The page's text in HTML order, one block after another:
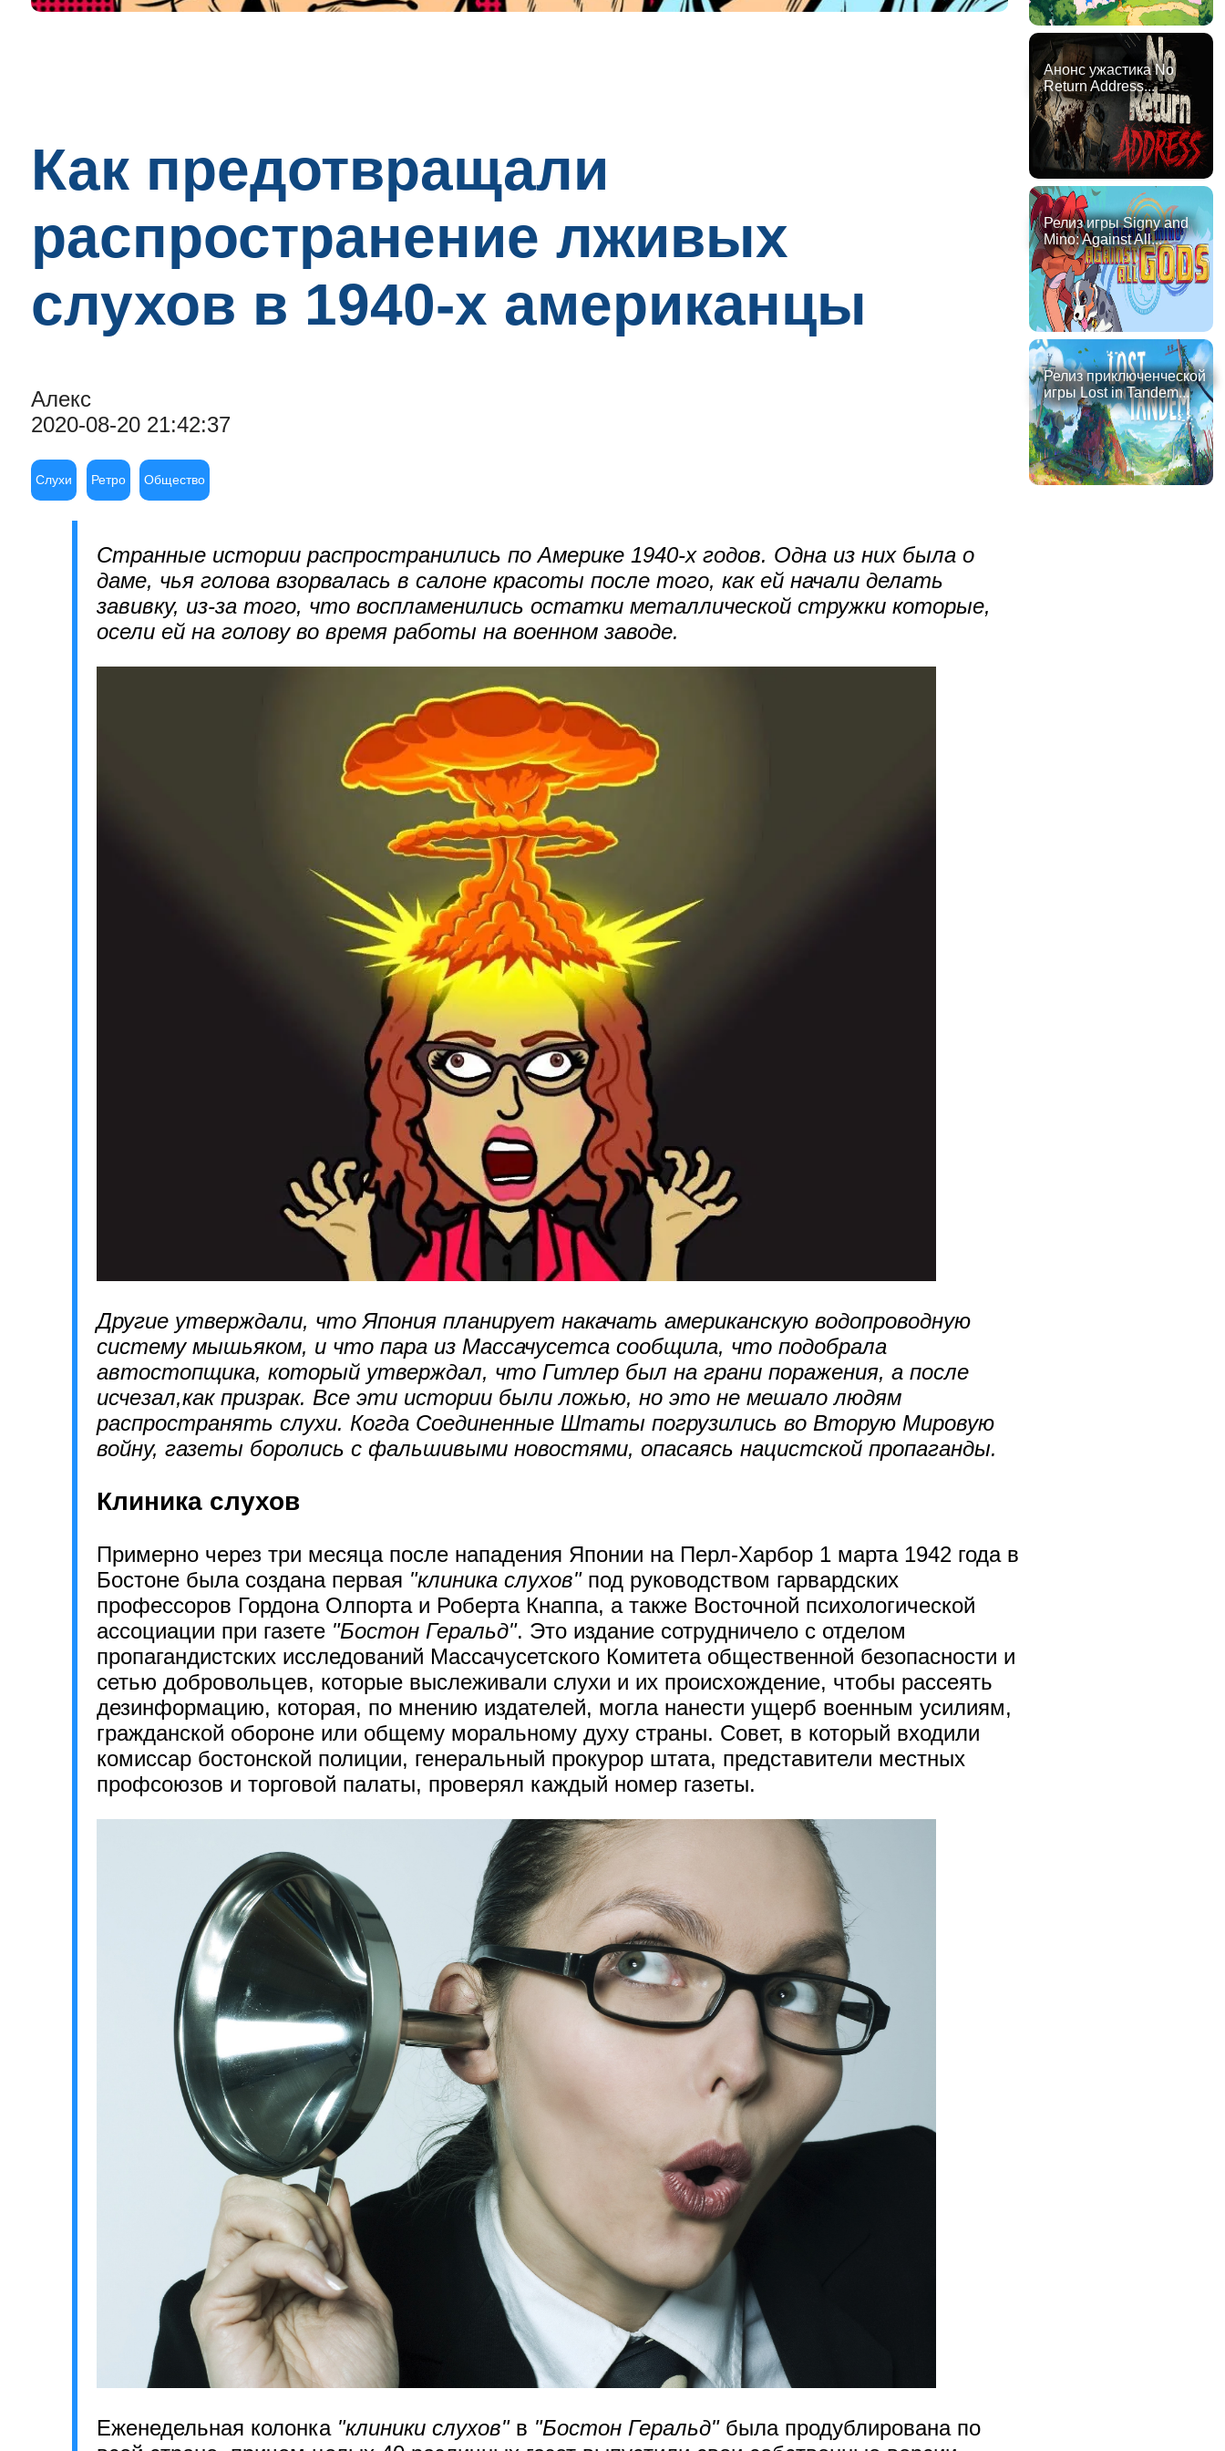
Как предотвращали
распространение лживых
слухов в 1940-х американцы
Алекс
2020-08-20 21:42:37
Слухи Ретро Общество
Странные истории распространились по Америке 1940-х годов. Одна из них была о
даме, чья голова взорвалась в салоне красоты после того, как ей начали делать
завивку, из-за того, что воспламенились остатки металлической стружки которые,
осели ей на голову во время работы на военном заводе.
Другие утверждали, что Япония планирует накачать американскую водопроводную
систему мышьяком, и что пара из Массачусетса сообщила, что подобрала
автостопщика, который утверждал, что Гитлер был на грани поражения, а после
исчезал,как призрак. Все эти истории были ложью, но это не мешало людям
распространять слухи. Когда Соединенные Штаты погрузились во Вторую Мировую
войну, газеты боролись с фальшивыми новостями, опасаясь нацистской пропаганды.
Клиника слухов
Примерно через три месяца после нападения Японии на Перл-Харбор 1 марта 1942 года в
Бостоне была создана первая "клиника слухов"под руководством гарвардских
профессоров Гордона Олпорта и Роберта Кнаппа, а также Восточной психологической
ассоциации при газете "Бостон Геральд". Это издание сотрудничело с отделом
пропагандистских исследований Массачусетского Комитета общественной безопасности и
сетью добровольцев, которые выслеживали слухи и их происхождение, чтобы рассеять
дезинформацию, которая, по мнению издателей, могла нанести ущерб военным усилиям,
гражданской обороне или общему моральному духу страны. Совет, в который входили
комиссар бостонской полиции, генеральный прокурор штата, представители местных
профсоюзов и торговой палаты, проверял каждый номер газеты.
Еженедельная колонка "клиники слухов"в "Бостон Геральд"была продублирована по
Анонс ужастика No
Return Address...
Релиз игры Signy and
Mino: Against All...
Релиз приключенческой
игры Lost in Tandem...